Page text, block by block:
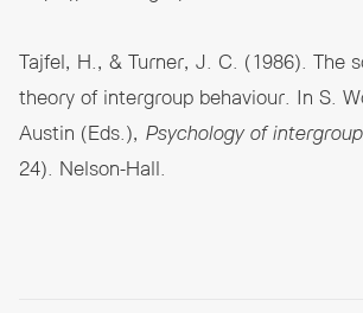
Tajfel, H., & Turner, J. C. (1986). The
theory of intergroup behaviour. In S.
Austin (Eds.), Psychology of
24). Nelson-Hall.